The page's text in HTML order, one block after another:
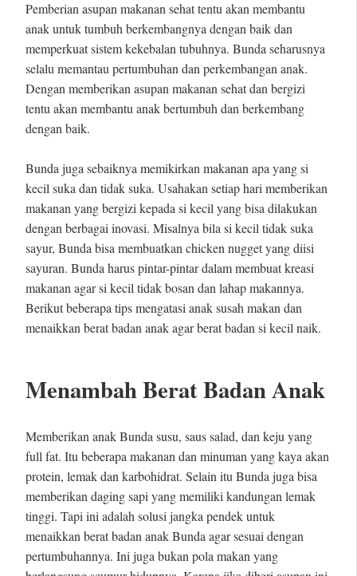
Pemberian asupan makanan sehat tentu akan membantu
anak untuk tumbuh berkembangnya dengan baik dan
memperkuat sistem kekebalan tubuhnya. Bunda seharusnya
selalu memantau pertumbuhan dan perkembangan anak.
Dengan memberikan asupan makanan sehat dan bergizi
tentu akan membantu anak bertumbuh dan berkembang
dengan baik.
Bunda juga sebaiknya memikirkan makanan apa yang si
kecil suka dan tidak suka. Usahakan setiap hari memberikan
makanan yang bergizi kepada si kecil yang bisa dilakukan
dengan berbagai inovasi. Misalnya bila si kecil tidak suka
sayur, Bunda bisa membuatkan chicken nugget yang diisi
sayuran. Bunda harus pintar-pintar dalam membuat kreasi
makanan agar si kecil tidak bosan dan lahap makannya.
Berikut beberapa tips mengatasi anak susah makan dan
menaikkan berat badan anak agar berat badan si kecil naik.
Menambah Berat Badan Anak
Memberikan anak Bunda susu, saus salad, dan keju yang
full fat. Itu beberapa makanan dan minuman yang kaya akan
protein, lemak dan karbohidrat. Selain itu Bunda juga bisa
memberikan daging sapi yang memiliki kandungan lemak
tinggi. Tapi ini adalah solusi jangka pendek untuk
menaikkan berat badan anak Bunda agar sesuai dengan
pertumbuhannya. Ini juga bukan pola makan yang